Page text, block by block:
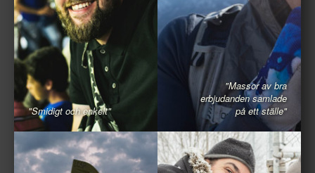
"Smidigt och enkelt"
"Massor av bra
erbjudanden samlade
på ett ställe"